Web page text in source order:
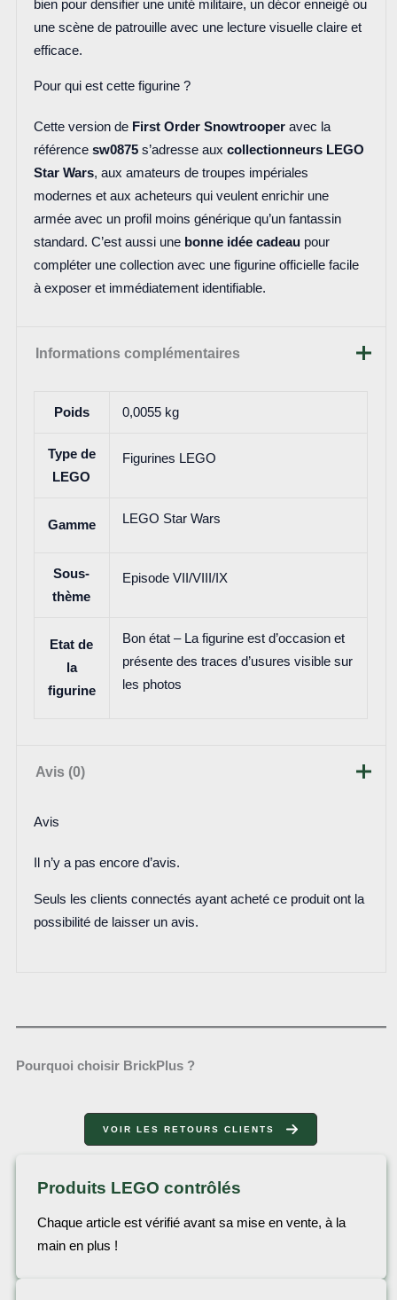
bien pour densifier une unité militaire, un décor enneigé ou
une scène de patrouille avec une lecture visuelle claire et
efficace.
Pour qui est cette figurine ?
Cette version de First Order Snowtrooperavec la
référence sw0875s’adresse aux collectionneurs LEGO
Star Wars, aux amateurs de troupes impériales
modernes et aux acheteurs qui veulent enrichir une
armée avec un profil moins générique qu’un fantassin
standard. C’est aussi une bonne idée cadeaupour
compléter une collection avec une figurine officielle facile
à exposer et immédiatement identifiable.
Informations complémentaires
Poids 0,0055 kg
Type de
LEGO
Figurines LEGO
Gamme LEGO Star Wars
Sous-
thème
Episode VII/VIII/IX
Etat de
la
figurine
Bon état – La figurine est d’occasion et
présente des traces d’usures visible sur
les photos
Avis (0)
Avis
Il n’y a pas encore d’avis.
Seuls les clients connectés ayant acheté ce produit ont la
possibilité de laisser un avis.
Pourquoi choisir BrickPlus ?
VOIR LES RETOURS CLIENTS
Produits LEGO contrôlés
Chaque article est vérifié avant sa mise en vente, à la
main en plus !